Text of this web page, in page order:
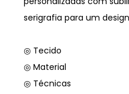
serigrafia para um
◎ Tecido
◎ Material
◎ Técnicas